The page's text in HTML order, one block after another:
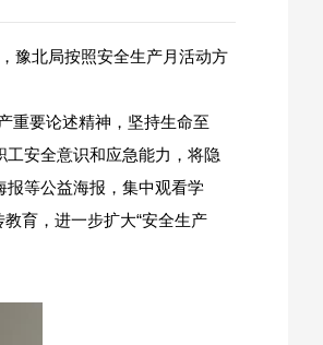
豫北局按照安全生产月活动方
重要论述精神，坚持生命至
工安全意识和应急能力，将隐
报等公益海报，集中观看学
育，进一步扩大“安全生产